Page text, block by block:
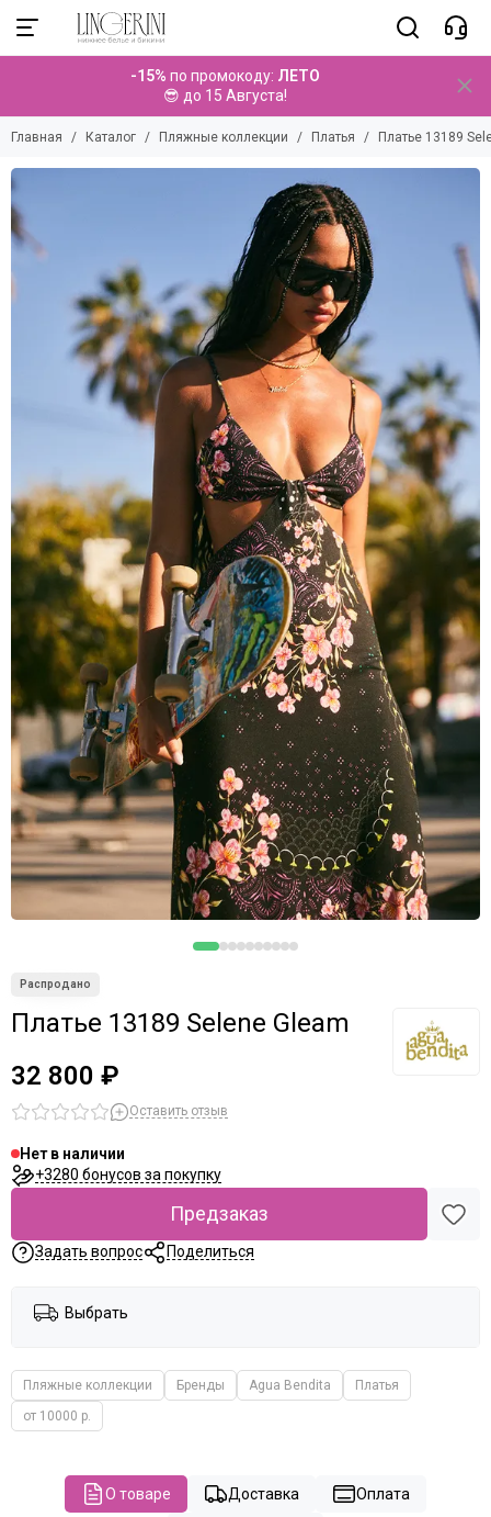
Пляжные коллекции
Смотреть все товары
Купальники
Парео
Брюки
Туники
Комбинезоны
Комплекты
Аксессуары
Детские коллекции
Мужские коллекции
-15% по промокоду: ЛЕТО
😎 до 15 Августа!
Главная Каталог Пляжные коллекции Платья Платье 13189
Платье 13189 Selene Gleam
32 800 ₽
Оставить отзыв
Нет в наличии
+3280 бонусов за покупку
Предзаказ
Задать вопрос Поделиться
Выбрать
Пляжные коллекции Бренды Agua Bendita
Платья
от 10000 р.
О товаре Доставка Оплата